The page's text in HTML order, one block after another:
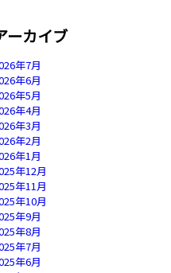
ーカイブ
年7月
年6月
年5月
年4月
年3月
年2月
年1月
年12月
年11月
年10月
年9月
年8月
年7月
年6月